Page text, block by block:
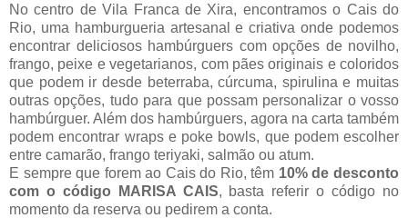
No centro de Vila Franca de Xira, encontramos o Cais do
Rio, uma hamburgueria artesanal e criativa onde podemos
encontrar deliciosos hambúrguers com opções de novilho,
frango, peixe e vegetarianos, com pães originais e coloridos
que podem ir desde beterraba, cúrcuma, spirulina e muitas
outras opções, tudo para que possam personalizar o vosso
hambúrguer. Além dos hambúrguers, agora na carta também
podem encontrar wraps e poke bowls, que podem escolher
entre camarão, frango teriyaki, salmão ou atum.
E sempre que forem ao Cais do Rio, têm 10% de desconto
com o código MARISA CAIS, basta referir o código no
momento da reserva ou pedirem a conta.